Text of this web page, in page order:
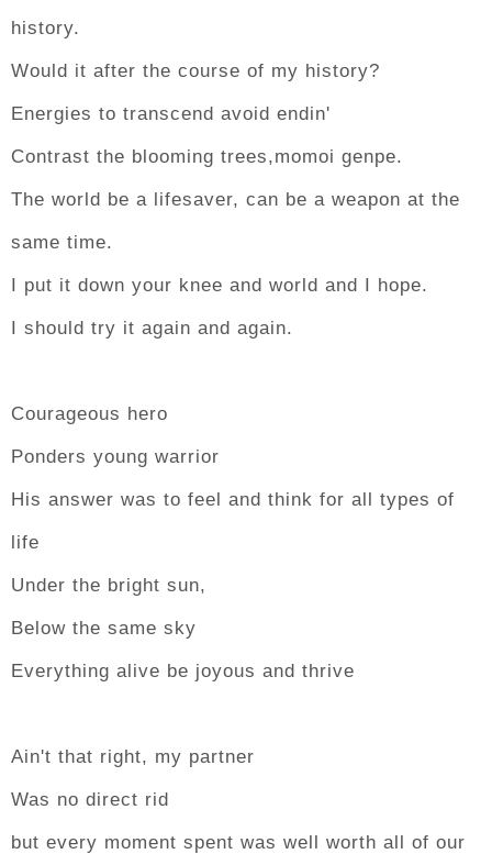
history.
Would it after the course of my history?
Energies to transcend avoid endin'
Contrast the blooming trees,momoi genpe.
The world be a lifesaver, can be a weapon at the
same time.
I put it down your knee and world and I hope.
I should try it again and again.
Courageous hero
Ponders young warrior
His answer was to feel and think for all types of
life
Under the bright sun,
Below the same sky
Everything alive be joyous and thrive
Ain't that right, my partner
Was no direct rid
but every moment spent was well worth all of our